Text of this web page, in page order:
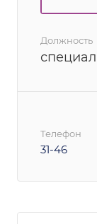
Должность
Телефон
31-46